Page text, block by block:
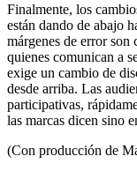
Finalmente, los
están dando de abajo
márgenes de error son
quienes comunican a
exige un cambio de
desde arriba. Las
participativas,
las marcas dicen sino
(Con producción de